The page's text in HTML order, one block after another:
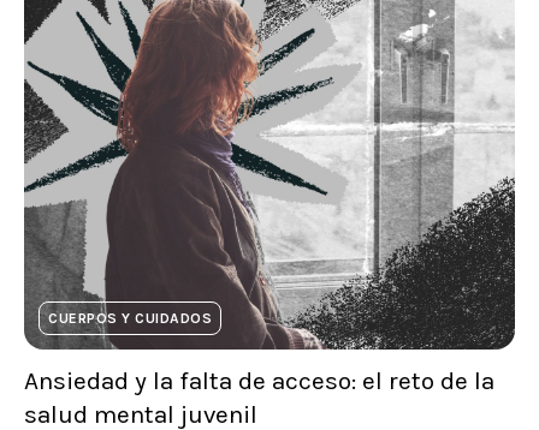
CUERPOS Y CUIDADOS
Ansiedad y la falta de acceso: el reto de la
salud mental juvenil